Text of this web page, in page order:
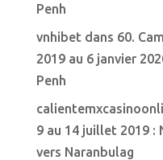
Penh
vnhibet dans 60.
2019 au 6 janvier
Penh
9 au 14 juillet 2019 :
vers Naranbulag